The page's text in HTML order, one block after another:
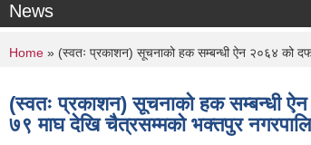
News
You are here
Home » (स्वतः प्रकाशन) सूचनाको हक सम्बन्धी ऐन २०६४ को
(स्वतः प्रकाशन) सूचनाको हक सम्बन्धी
७९ माघ देखि चैत्रसम्मको भक्तपुर